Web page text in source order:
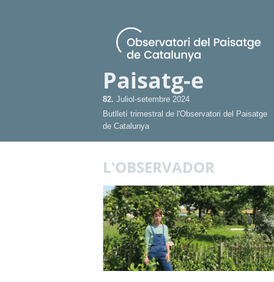
Paisatg-e
82. Juliol-setembre 2024
Butlletí trimestral de l'Observatori del Paisatge
de Catalunya
L'OBSERVADOR